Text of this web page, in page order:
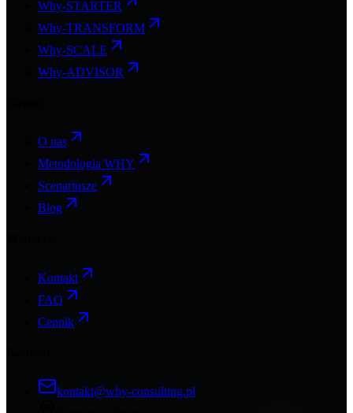
Why-STARTER
Why-TRANSFORM
Why-SCALE
Why-ADVISOR
O nas
Metodologia WHY
Scenariusze
Blog
Kontakt
FAQ
Cennik
kontakt@why-consulting.pl